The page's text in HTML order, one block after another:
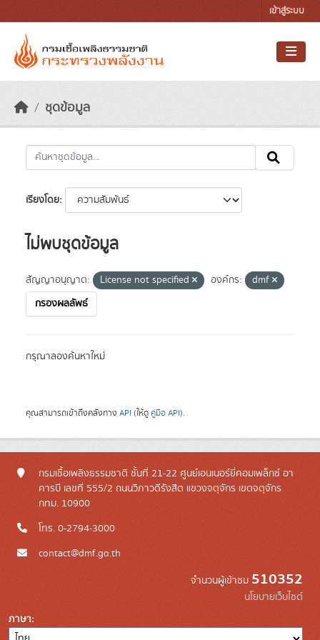
เข้าสู่ระบบ
ชุดข้อมูล
เรียงโดย
ไม่พบชุดข้อมูล
สัญญาอนุญาต: License not specified องค์กร:
dmf
กรองผลลัพธ์
กรุณาลองค้นหาใหม่
คุณสามารถเข้าถึงคลังทาง API (ให้ดู คู่มือ API).
กรมเชื้อเพลิงธรรมชาติ ชั้นที่ 21-22 ศูนย์เอนเนอร์ยี่คอมเพล็กซ์ อา
คารบี เลขที่ 555/2 ถนนวิภาวดีรังสิต แขวงจตุจักร เขตจตุจักร
กทม. 10900
โทร. 0-2794-3000
contact@dmf.go.th
จำนวนผู้เข้าชม 510352
นโยบายเว็บไซต์
ภาษา